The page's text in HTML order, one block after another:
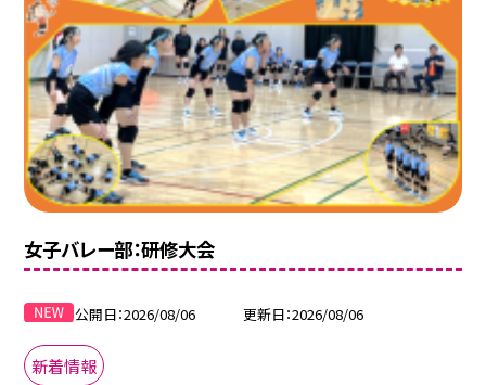
女子バレー部：研修大会
公開日 2026/08/06 更新日 2026/08/06
新着情報